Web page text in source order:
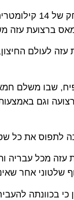
מעבר רפיח שוכן על
ברצועת עזה
שבו משלם
וגם
לתפוס את כל
מכל עבריה
אחר
כי בכוונתה